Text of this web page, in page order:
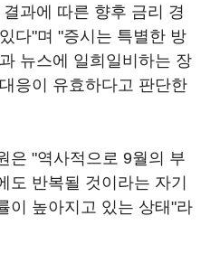
과에 따른 향후 금리 경
다"며 "증시는 특별한 방
뉴스에 일희일비하는 장
응이 유효하다고 판단한
은 "역사적으로 9월의 부
도 반복될 것이라는 자기
이 높아지고 있는 상태"라